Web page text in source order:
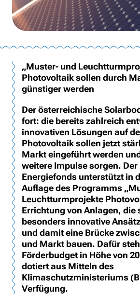
„Muster- und
Photovoltaik sollen durch
günstiger werden
Der österreichische
fort: die bereits zahlreich
innovativen Lösungen auf
Photovoltaik sollen jetzt
Markt eingeführt werden
weitere Impulse sorgen. Der
Energiefonds unterstützt in
Auflage des Programms
Leuchtturmprojekte
Errichtung von Anlagen, die
besonders innovative
und damit eine Brücke
und Markt bauen. Dafür
Förderbudget in Höhe von
dotiert aus Mitteln des
Klimaschutzministeriums
Verfügung.